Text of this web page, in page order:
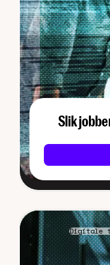
Slik
Digitale